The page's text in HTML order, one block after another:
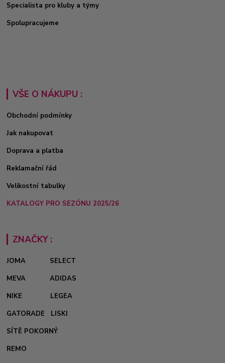
Specialista pro kluby a týmy
Spolupracujeme
VŠE O NÁKUPU :
Obchodní podmínky
Jak nakupovat
Doprava a platba
Reklamační řád
Velikostní tabulky
KATALOGY PRO SEZÓNU 2025/26
ZNAČKY :
JOMA
SELECT
MEVA
ADIDAS
NIKE
LEGEA
GATORADE
LISKI
SÍTĚ POKORNÝ
REMO